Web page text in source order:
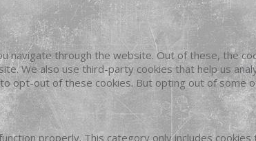
navigate through the website. Out of these, the
We also use third-party cookies that help us
opt-out of these cookies. But opting out of some
properly. This category only includes